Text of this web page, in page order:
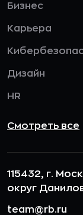
Бизнес
Карьера
Дизайн
HR
Смотреть все
115432, г.
округ
team@rb.ru